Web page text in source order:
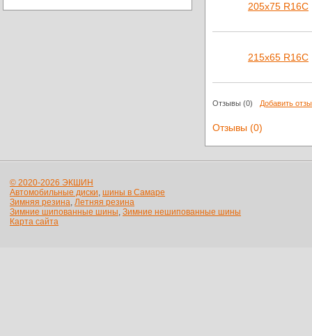
205х75 R16C
215х65 R16C
Отзывы (0) Добавить
Отзывы (0)
© 2020-2026 ЭКШИН
Автомобильные диски, шины в Самаре
Зимняя резина, Летняя резина
Зимние шипованные шины, Зимние нешипованные шины
Карта сайта